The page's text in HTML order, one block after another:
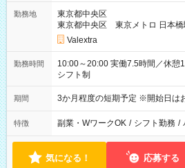
勤務地
東京都中央区
東京都中央区 東京メトロ 日本橋
Valextra
勤務時間
10:00～20:00 実働7.5時間／休憩1.5時間 営業時間に合わせた
シフト制
期間 3か月程度の短期予定 ※開始日は
特徴 副業・WワークOK / シフト勤務 /
気になる！ 応募する